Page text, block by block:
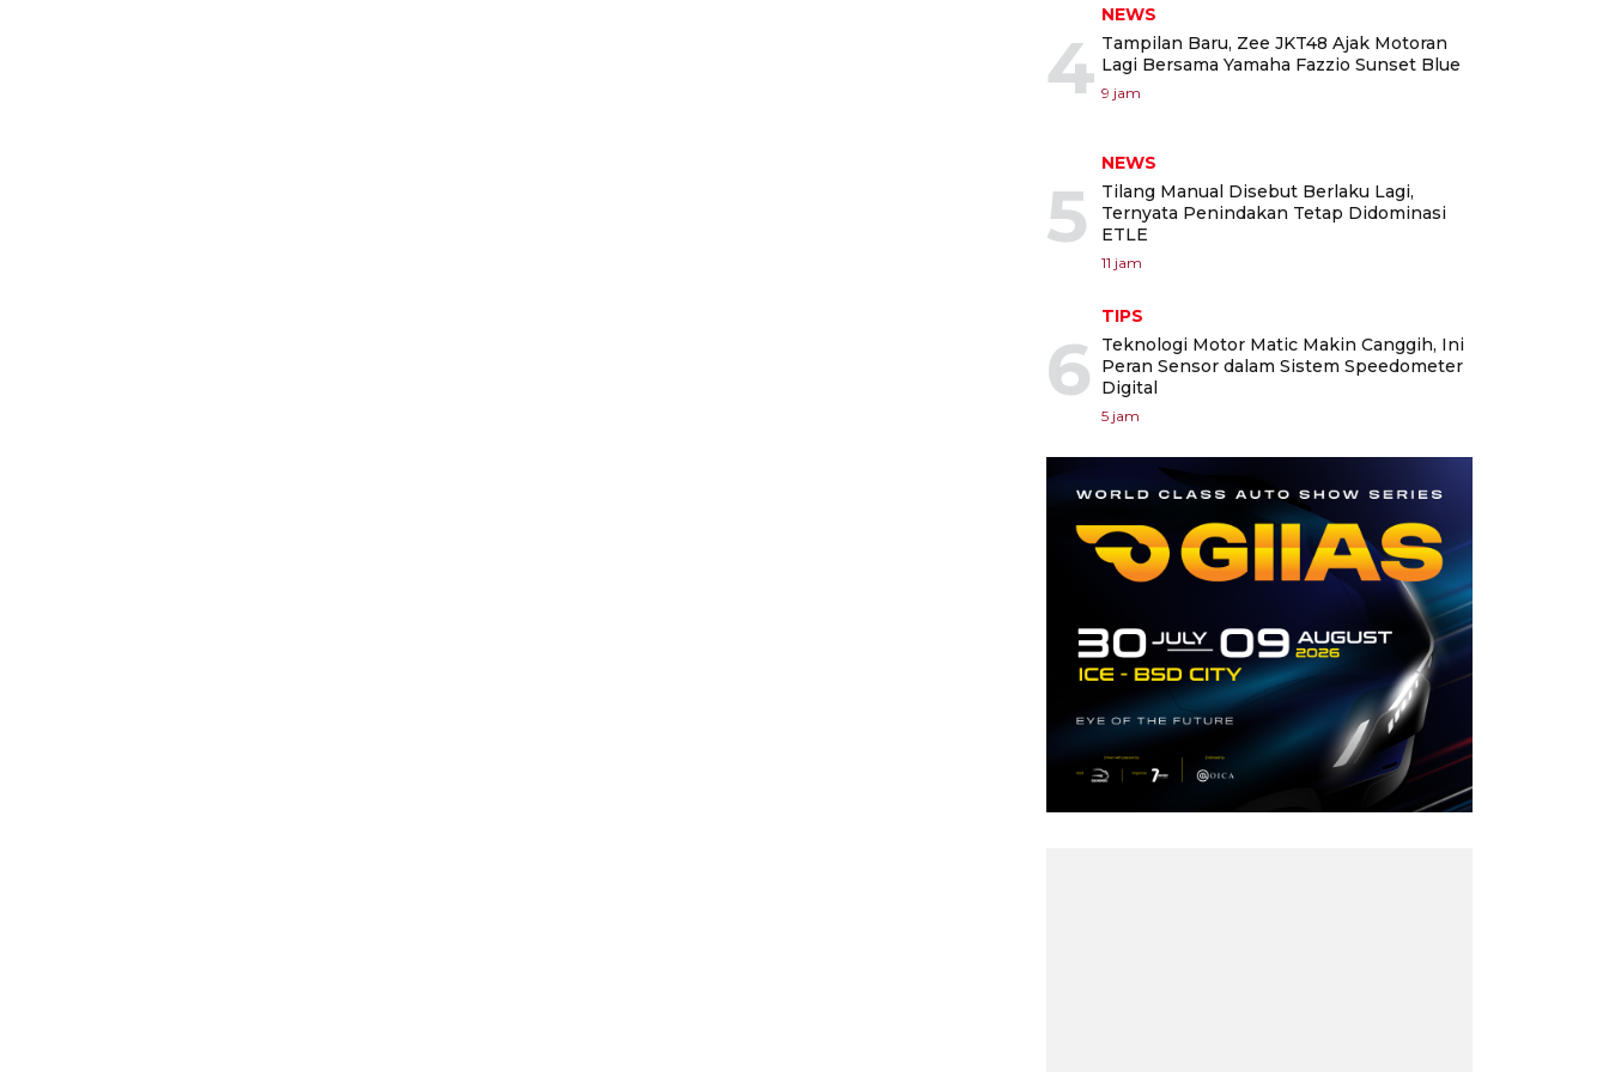
4
NEWS
Tampilan Baru, Zee JKT48 Ajak Motoran
Lagi Bersama Yamaha Fazzio Sunset Blue
9 jam
5
NEWS
Tilang Manual Disebut Berlaku Lagi,
Ternyata Penindakan Tetap Didominasi
ETLE
11 jam
6
TIPS
Teknologi Motor Matic Makin Canggih, Ini
Peran Sensor dalam Sistem Speedometer
Digital
5 jam